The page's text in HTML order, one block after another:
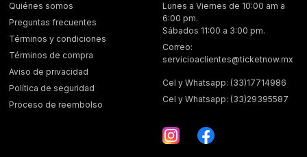
Quiénes somos
Preguntas frecuentes
Términos y condiciones
Términos de compra
Aviso de privacidad
Política de seguridad
Proceso de reembolso
Lunes a Viernes de 10:00 am a
6:00 pm.
Sábados 11:00 a 3:00 pm.
Correo:
servicioaclientes@ticketnow.mx
Cel y Whatsapp: (33)17714986
Cel y Whatsapp: (33)29395587